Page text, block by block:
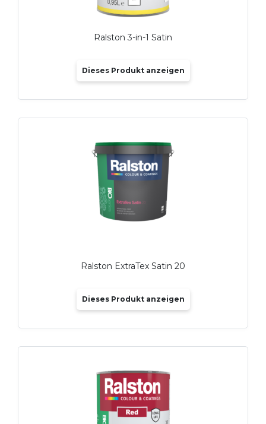
Ralston 3-in-1 Satin
Dieses Produkt anzeigen
Ralston ExtraTex Satin 20
Dieses Produkt anzeigen